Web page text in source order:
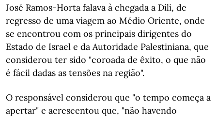
José Ramos-Horta falava à chegada a Díli, de
regresso de uma viagem ao Médio Oriente, onde
se encontrou com os principais dirigentes do
Estado de Israel e da Autoridade Palestiniana, que
considerou ter sido "coroada de êxito, o que não
é fácil dadas as tensões na região".
O responsável considerou que "o tempo começa a
apertar" e acrescentou que, "não havendo